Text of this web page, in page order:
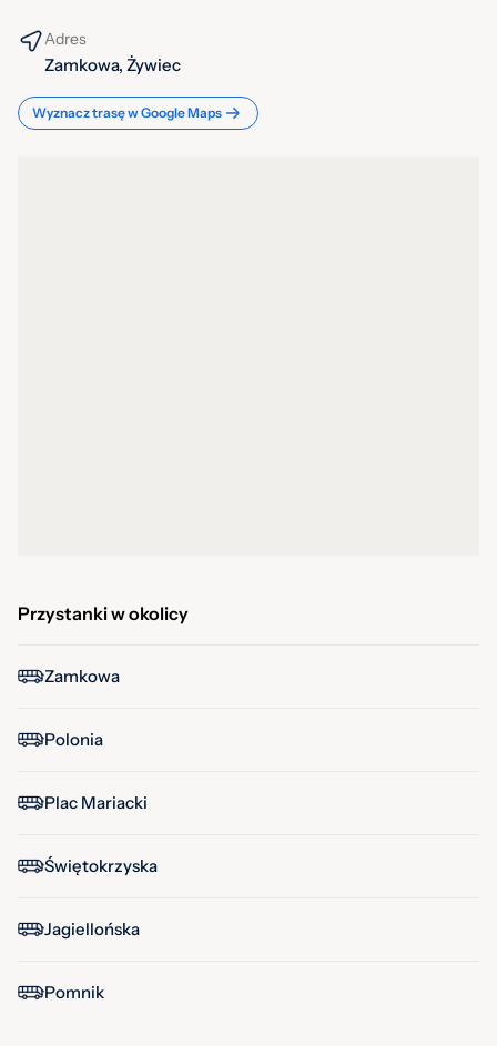
Adres
Zamkowa, Żywiec
Wyznacz trasę w Google Maps
Przystanki w okolicy
Zamkowa
Polonia
Plac Mariacki
Świętokrzyska
Jagiellońska
Pomnik